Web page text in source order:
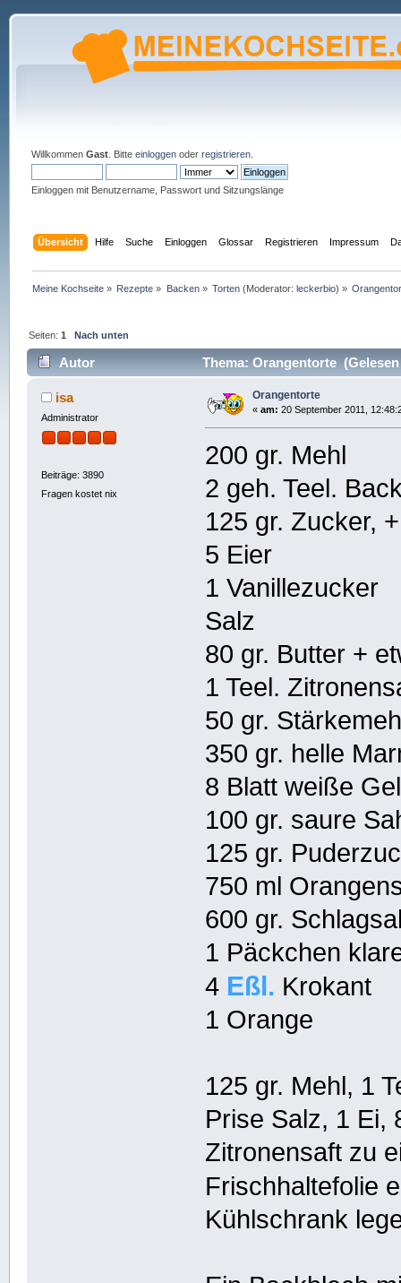
Willkommen Gast. Bitte einloggenoder registrieren.
Einloggen mit Benutzername, Passwort und Sitzungslänge
Übersicht Hilfe Suche Einloggen Glossar Registrieren Impressum
Meine Kochseite » Rezepte » Backen» Torten (Moderator:leckerbio) »
Seiten:1 Nach unten
Autor Thema: Orangentorte (Gelesen
isa
Administrator
Beiträge: 3890
Fragen kostet nix
Orangentorte
« am: 20 September 2011,
200 gr. Mehl
2 geh. Teel.
125 gr. Zucker,
5 Eier
1 Vanillezucker
Salz
80 gr. Butter +
1 Teel.
50 gr.
350 gr. helle
8 Blatt weiße
100 gr. saure
125 gr.
750 ml
600 gr.
1 Päckchen
4 Eßl. Krokant
1 Orange
125 gr. Mehl, 1
Prise Salz, 1 Ei,
Zitronensaft zu
Frischhaltefolie
Kühlschrank